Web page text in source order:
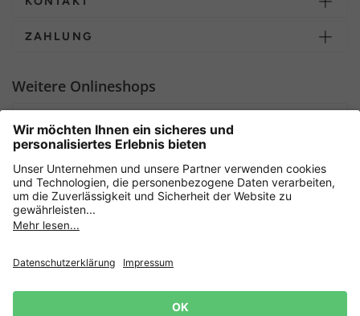
ZAHLUNG
Weitere Onlineshops
Sicher einkaufen mit
Widerrufsrecht
Newsletter
Jetzt